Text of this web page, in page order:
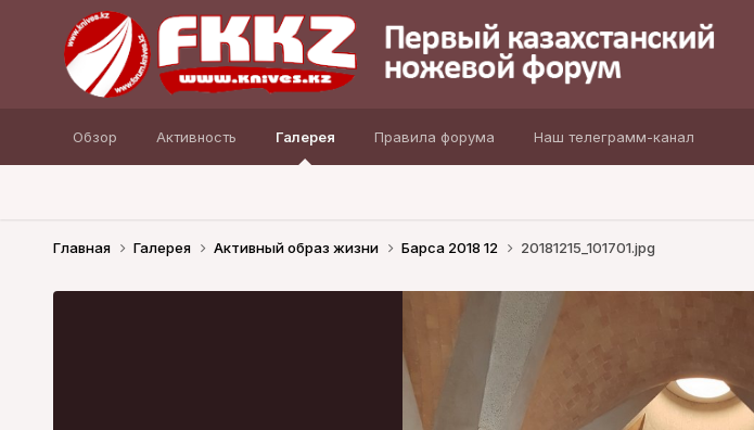
Обзор Активность Галерея Правила форума Наш телеграмм-канал
Главная Галерея Активный образ жизни Барса 2018 12 20181215_101701.jpg